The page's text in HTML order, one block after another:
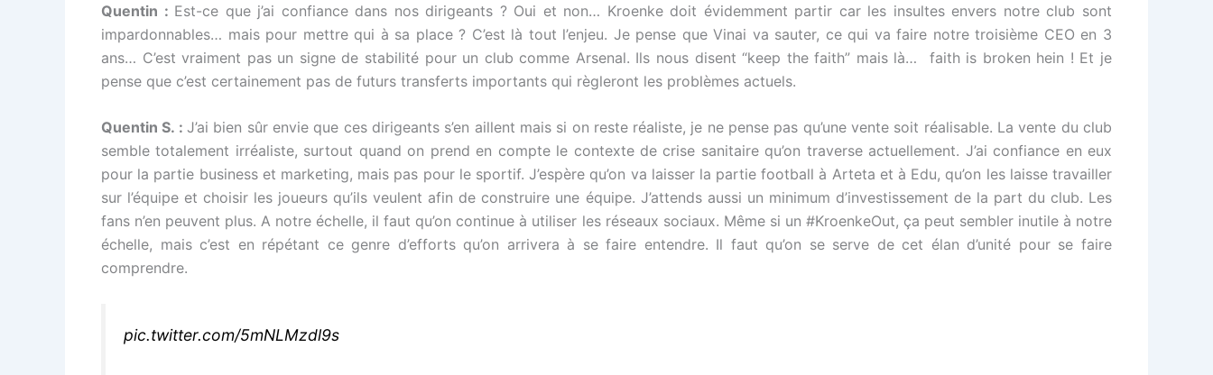
Quentin : Est-ce que j’ai confiance dans nos dirigeants ? Oui et non… Kroenke doit évidemment partir car les insultes envers notre club sont
impardonnables… mais pour mettre qui à sa place ? C’est là tout l’enjeu. Je pense que Vinai va sauter, ce qui va faire notre troisième CEO en 3
ans… C’est vraiment pas un signe de stabilité pour un club comme Arsenal. Ils nous disent “keep the faith” mais là… faith is broken hein ! Et je
pense que c’est certainement pas de futurs transferts importants qui règleront les problèmes actuels.
Quentin S. : J’ai bien sûr envie que ces dirigeants s’en aillent mais si on reste réaliste, je ne pense pas qu’une vente soit réalisable. La vente du club
semble totalement irréaliste, surtout quand on prend en compte le contexte de crise sanitaire qu’on traverse actuellement. J’ai confiance en eux
pour la partie business et marketing, mais pas pour le sportif. J’espère qu’on va laisser la partie football à Arteta et à Edu, qu’on les laisse travailler
sur l’équipe et choisir les joueurs qu’ils veulent afin de construire une équipe. J’attends aussi un minimum d’investissement de la part du club. Les
fans n’en peuvent plus. A notre échelle, il faut qu’on continue à utiliser les réseaux sociaux. Même si un #KroenkeOut, ça peut sembler inutile à notre
échelle, mais c’est en répétant ce genre d’efforts qu’on arrivera à se faire entendre. Il faut qu’on se serve de cet élan d’unité pour se faire
comprendre.
pic.twitter.com/5mNLMzdl9s